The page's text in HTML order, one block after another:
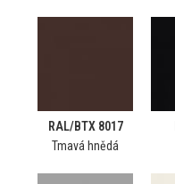
RAL/BTX 8017
Tmavá hnědá